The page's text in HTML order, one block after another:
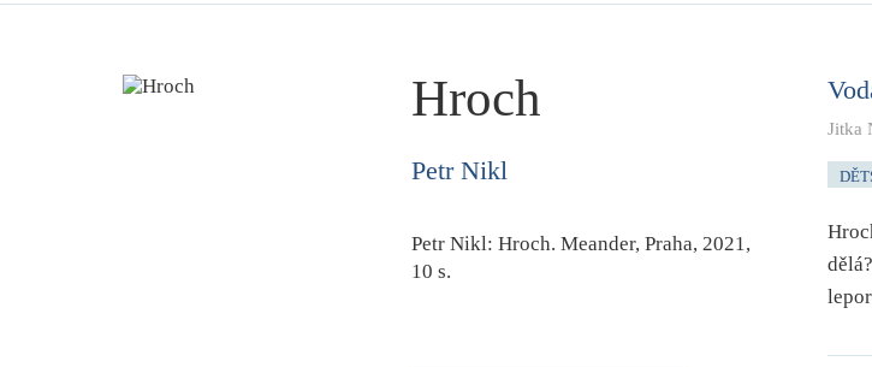
Hroch
Petr Nikl
Petr Nikl: Hroch. Meander, Praha, 2021,
10 s.
Jitka